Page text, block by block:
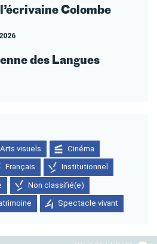
Colombe
des Langues
Arts visuels Cinéma
Français Institutionnel
Non classifié(e)
Spectacle vivant